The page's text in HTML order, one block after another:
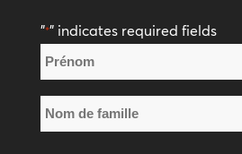
"*" indicates required fields
Nom
*